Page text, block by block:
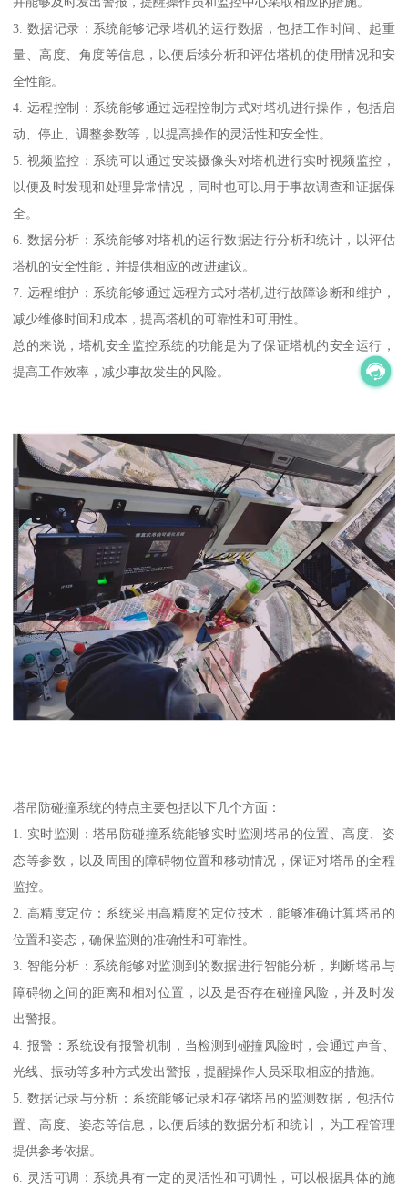
3. 数据记录：系统能够记录塔机的运行数据，包括工作时间、起重
量、高度、角度等信息，以便后续分析和评估塔机的使用情况和安
全性能。
4. 远程控制：系统能够通过远程控制方式对塔机进行操作，包括启
动、停止、调整参数等，以提高操作的灵活性和安全性。
5. 视频监控：系统可以通过安装摄像头对塔机进行实时视频监控，
以便及时发现和处理异常情况，同时也可以用于事故调查和证据保
全。
6. 数据分析：系统能够对塔机的运行数据进行分析和统计，以评估
塔机的安全性能，并提供相应的改进建议。
7. 远程维护：系统能够通过远程方式对塔机进行故障诊断和维护，
减少维修时间和成本，提高塔机的可靠性和可用性。
总的来说，塔机安全监控系统的功能是为了保证塔机的安全运行，
提高工作效率，减少事故发生的风险。
塔吊防碰撞系统的特点主要包括以下几个方面：
1. 实时监测：塔吊防碰撞系统能够实时监测塔吊的位置、高度、姿
态等参数，以及周围的障碍物位置和移动情况，保证对塔吊的全程
监控。
2. 高精度定位：系统采用高精度的定位技术，能够准确计算塔吊的
位置和姿态，确保监测的准确性和可靠性。
3. 智能分析：系统能够对监测到的数据进行智能分析，判断塔吊与
障碍物之间的距离和相对位置，以及是否存在碰撞风险，并及时发
出警报。
4. 报警：系统设有报警机制，当检测到碰撞风险时，会通过声音、
光线、振动等多种方式发出警报，提醒操作人员采取相应的措施。
5. 数据记录与分析：系统能够记录和存储塔吊的监测数据，包括位
置、高度、姿态等信息，以便后续的数据分析和统计，为工程管理
提供参考依据。
6. 灵活可调：系统具有一定的灵活性和可调性，可以根据具体的施